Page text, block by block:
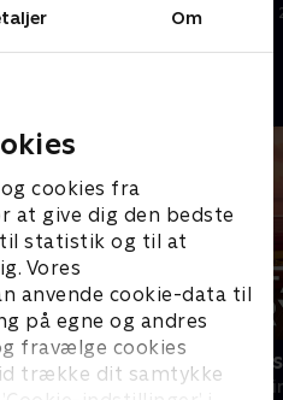
Om
cookies fra
at give dig den bedste
til statistik og til at
Vores
anvende cookie-data til
på egne og andres
fravælge cookies
trække dit samtykke
Farligt
Krimi &